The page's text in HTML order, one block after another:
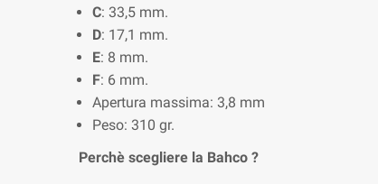
C: 33,5 mm.
D: 17,1 mm.
E: 8 mm.
F: 6 mm.
Apertura massima: 3,8 mm
Peso: 310 gr.
Perchè scegliere la Bahco ?